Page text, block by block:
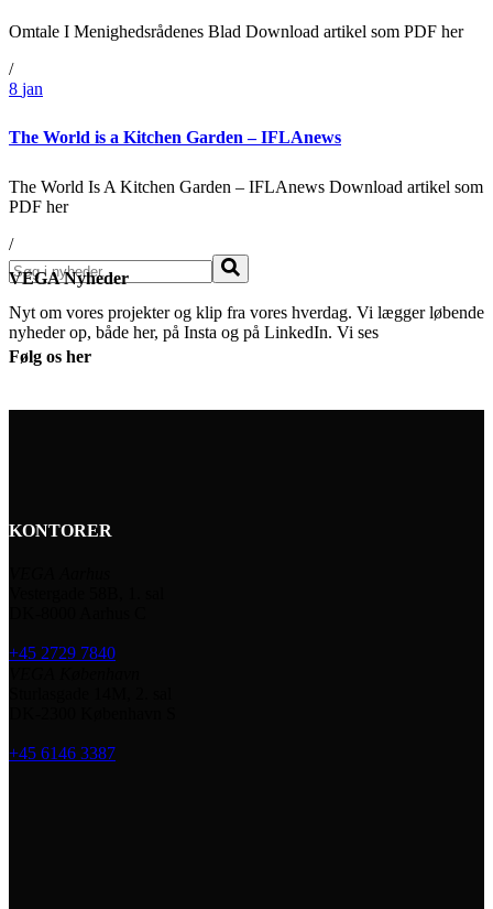
Omtale I Menighedsrådenes Blad Download artikel som PDF her
/
8 jan
The World is a Kitchen Garden – IFLAnews
The World Is A Kitchen Garden – IFLAnews Download artikel som
PDF her
/
Søg
VEGA Nyheder
Nyt om vores projekter og klip fra vores hverdag. Vi lægger løbende
nyheder op, både her, på Insta og på LinkedIn. Vi ses
Følg os her
KONTORER
+45 2729 7840
+45 6146 3387